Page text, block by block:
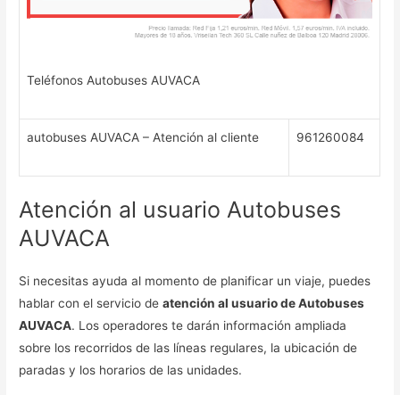
Teléfonos Autobuses AUVACA
autobuses AUVACA – Atención al cliente 961260084
Atención al usuario Autobuses
AUVACA
Si necesitas ayuda al momento de planificar un viaje, puedes
hablar con el servicio deatención al usuario de Autobuses
AUVACA. Los operadores te darán información ampliada
sobre los recorridos de las líneas regulares, la ubicación de
paradas y los horarios de las unidades.